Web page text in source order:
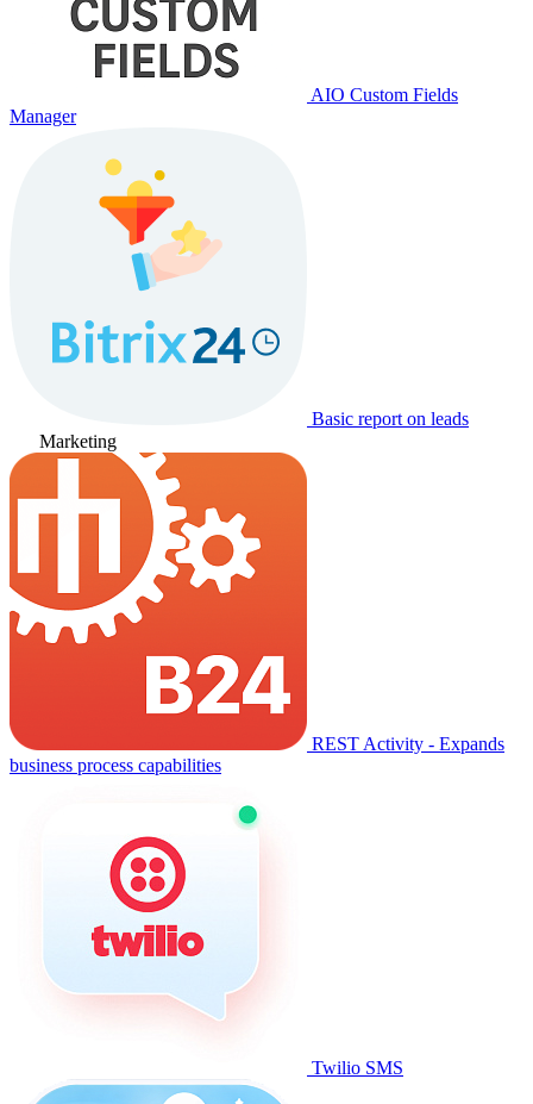
AIO Custom Fields
Manager
Basic report on leads
Marketing
REST Activity - Expands
business process capabilities
Twilio SMS